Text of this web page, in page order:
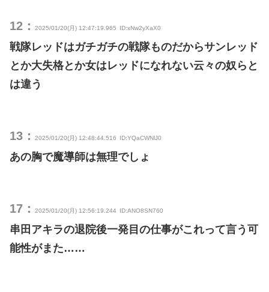
12： 2025/01/20(月) 12:47:19.965 ID:xNw2yXaX0
戦隊レッドはガチガチの戦隊ものだからサンレッド
とか大失格とか女はレッドになれない云々の奴らと
は違う
13： 2025/01/20(月) 12:48:44.516 ID:YQaCWNlJ0
あの胸で魔導師は無理でしょ
17： 2025/01/20(月) 12:56:19.244 ID:ANO8SN760
串田アキラの退院後一発目の仕事がこれって言う可
能性がまた……